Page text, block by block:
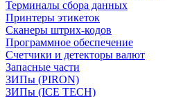
Терминалы сбора данных
Принтеры этикеток
Сканеры штрих-кодов
Программное обеспечение
Счетчики и детекторы валют
Запасные части
ЗИПы (PIRON)
ЗИПы (ICE TECH)